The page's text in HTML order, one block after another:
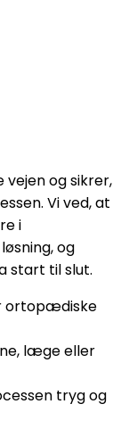
vejen og sikrer,
Vi ved, at
i
og
start til slut.
ortopædiske
læge eller
tryg og